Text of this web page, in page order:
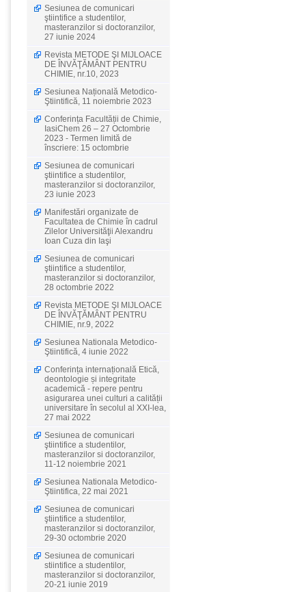
Sesiunea de comunicari
ştiintifice a studentilor,
masteranzilor si doctoranzilor,
27 iunie 2024
Revista METODE ŞI MIJLOACE
DE ÎNVĂŢĂMÂNT PENTRU
CHIMIE, nr.10, 2023
Sesiunea Națională Metodico-
Ştiintifică, 11 noiembrie 2023
Conferința Facultății de Chimie,
IasiChem 26 – 27 Octombrie
2023 - Termen limită de
înscriere: 15 octombrie
Sesiunea de comunicari
ştiintifice a studentilor,
masteranzilor si doctoranzilor,
23 iunie 2023
Manifestări organizate de
Facultatea de Chimie în cadrul
Zilelor Universităţii Alexandru
Ioan Cuza din Iaşi
Sesiunea de comunicari
ştiintifice a studentilor,
masteranzilor si doctoranzilor,
28 octombrie 2022
Revista METODE ŞI MIJLOACE
DE ÎNVĂŢĂMÂNT PENTRU
CHIMIE, nr.9, 2022
Sesiunea Nationala Metodico-
Ştiintifică, 4 iunie 2022
Conferința internațională Etică,
deontologie și integritate
academică - repere pentru
asigurarea unei culturi a calității
universitare în secolul al XXI-lea,
27 mai 2022
Sesiunea de comunicari
ştiintifice a studentilor,
masteranzilor si doctoranzilor,
11-12 noiembrie 2021
Sesiunea Nationala Metodico-
Ştiintifica, 22 mai 2021
Sesiunea de comunicari
ştiintifice a studentilor,
masteranzilor si doctoranzilor,
29-30 octombrie 2020
Sesiunea de comunicari
stiintifice a studentilor,
masteranzilor si doctoranzilor,
20-21 iunie 2019